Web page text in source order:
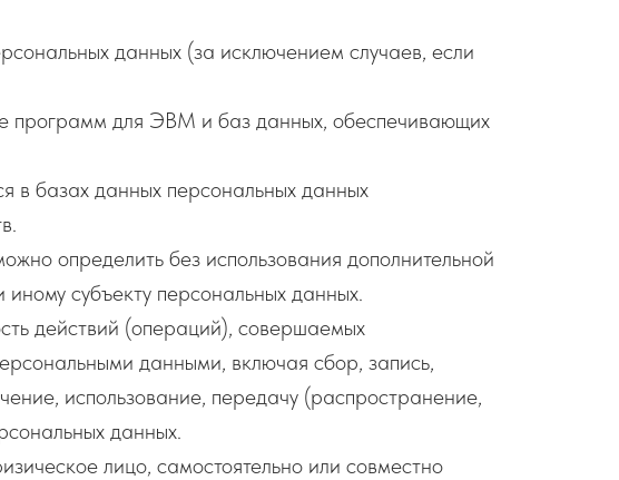
данных (за исключением случаев, если
программ для ЭВМ и баз данных, обеспечивающих
в базах данных персональных данных
определить без использования дополнительной
субъекту персональных данных.
действий (операций), совершаемых
данными, включая сбор, запись,
использование, передачу (распространение,
данных.
лицо, самостоятельно или совместно